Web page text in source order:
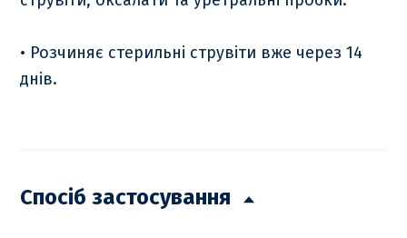
• Розчиняє стерильні струвіти вже через 14
днів.
Спосіб застосування